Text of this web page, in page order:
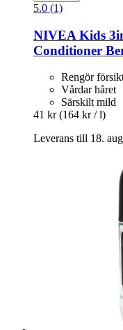
5.0 (1)
NIVEA Kids
Conditioner
Rengör
Vårdar håret
Särskilt mild
41 kr (164 kr / l)
Leverans till 18.